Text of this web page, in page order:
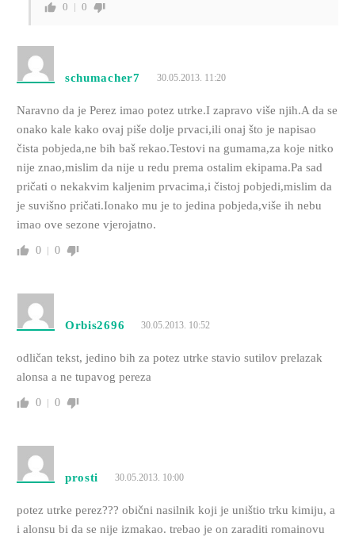
0 0
schumacher7 30.05.2013. 11:20
Naravno da je Perez imao potez utrke.I zapravo više njih.A da se
onako kale kako ovaj piše dolje prvaci,ili onaj što je napisao
čista pobjeda,ne bih baš rekao.Testovi na gumama,za koje nitko
nije znao,mislim da nije u redu prema ostalim ekipama.Pa sad
pričati o nekakvim kaljenim prvacima,i čistoj pobjedi,mislim da
je suvišno pričati.Ionako mu je to jedina pobjeda,više ih nebu
imao ove sezone vjerojatno.
0 0
Orbis2696 30.05.2013. 10:52
odličan tekst, jedino bih za potez utrke stavio sutilov prelazak
alonsa a ne tupavog pereza
0 0
prosti 30.05.2013. 10:00
potez utrke perez??? obični nasilnik koji je uništio trku kimiju, a
i alonsu bi da se nije izmakao. trebao je on zaraditi romainovu